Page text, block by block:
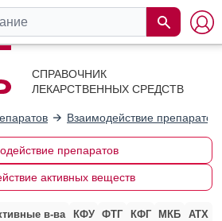
СПРАВОЧНИК
ЛЕКАРСТВЕННЫХ СРЕДСТВ
Взаимодействие препаратов
препаратов
активных веществ
в-ва КФУ ФТГ КФГ МКБ АТХ